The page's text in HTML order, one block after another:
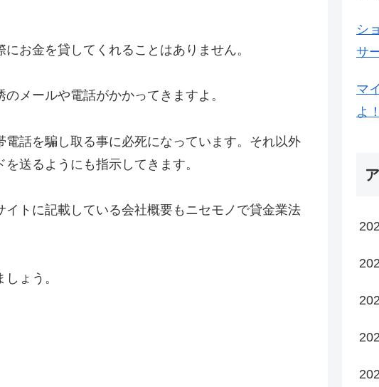
お金を貸してくれることはありません。
メールや電話がかかってきますよ。
話を騙し取る事に必死になっています。それ以外
送るようにも指示してきます。
トに記載している会社概要もニセモノで貸金業法
ょう。
シ
サ
マ
よ！